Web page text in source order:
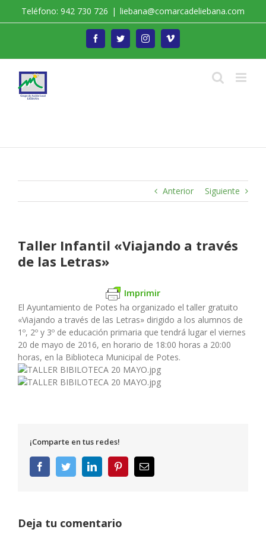
Teléfono: 942 730 726 | liebana@comarcadeliebana.com
FacebookTwitterInstagramVimeo
Anterior Siguiente
Taller Infantil «Viajando a través
de las Letras»
Imprimir
El Ayuntamiento de Potes ha organizado el taller gratuito
«Viajando a través de las Letras» dirigido a los alumnos de
1º, 2º y 3º de educación primaria que tendrá lugar el viernes
20 de mayo de 2016, en horario de 18:00 horas a 20:00
horas, en la Biblioteca Municipal de Potes.
¡Comparte en tus redes!
FacebookTwitterLinkedInPinterestCorreo
electrónico
Deja tu comentario